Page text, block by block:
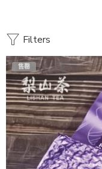
Filters
售罄